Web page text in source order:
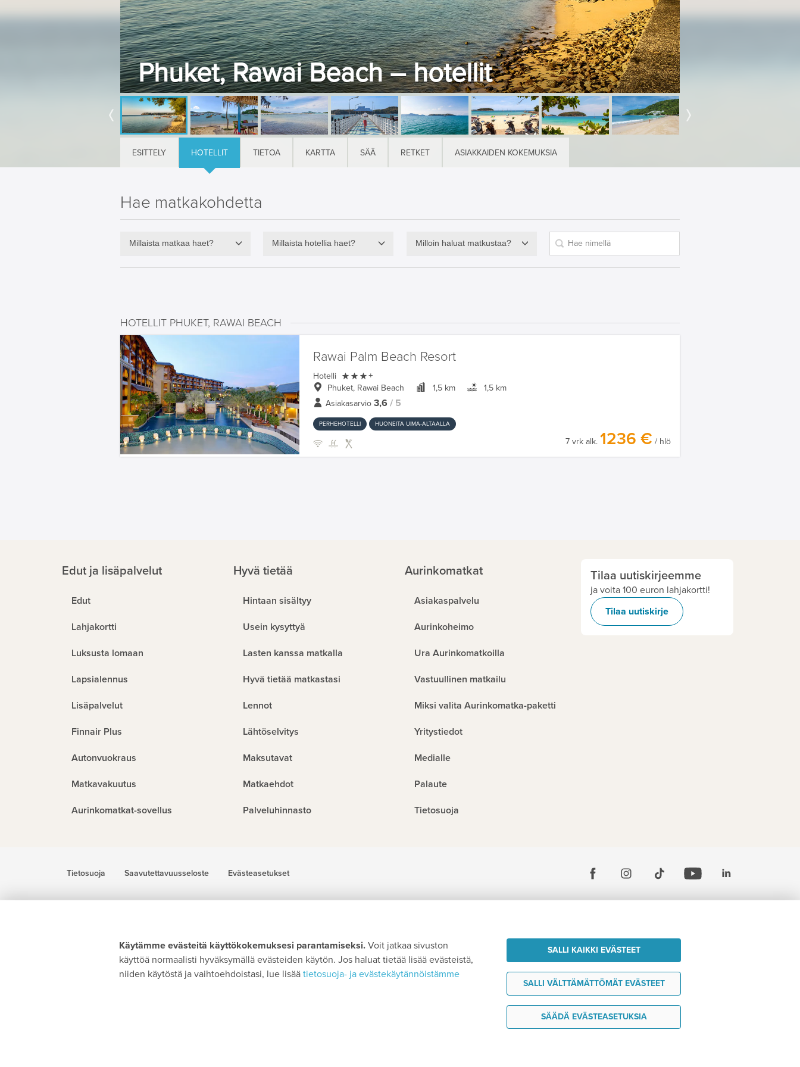
Phuket, Rawai Beach – hotellit
ESITTELY HOTELLIT TIETOA KARTTA SÄÄ RETKET ASIAKKAIDEN KOKEMUKSIA
Hae matkakohdetta
Millaista matkaa haet? Millaista hotellia haet? Milloin haluat matkustaa?
HOTELLIT PHUKET, RAWAI BEACH
Rawai Palm Beach Resort
Hotelli  +
Phuket, Rawai Beach 1,5 km
1,5 km
Asiakasarvio 3,6/ 5
PERHEHOTELLI HUONEITA UIMA-ALTAALLA
7 vrk alk. 1236 € / hlö
Edut ja lisäpalvelut
Edut
Lahjakortti
Luksusta lomaan
Lapsialennus
Lisäpalvelut
Finnair Plus
Autonvuokraus
Matkavakuutus
Aurinkomatkat-sovellus
Hyvä tietää
Hintaan sisältyy
Usein kysyttyä
Lasten kanssa matkalla
Hyvä tietää matkastasi
Lennot
Lähtöselvitys
Maksutavat
Matkaehdot
Palveluhinnasto
Aurinkomatkat
Asiakaspalvelu
Aurinkoheimo
Ura Aurinkomatkoilla
Vastuullinen matkailu
Miksi valita Aurinkomatka-paketti
Yritystiedot
Medialle
Palaute
Tietosuoja
Tilaa uutiskirjeemme
ja voita 100 euron lahjakortti!
Tilaa uutiskirje
Tietosuoja Saavutettavuusseloste Evästeasetukset
Käytämme evästeitä käyttökokemuksesi parantamiseksi. Voit jatkaa sivuston
käyttöä normaalisti hyväksymällä evästeiden käytön. Jos haluat tietää lisää evästeistä,
niiden käytöstä ja vaihtoehdoistasi, lue lisää tietosuoja- ja evästekäytännöistämme
SALLI KAIKKI EVÄSTEET
SALLI VÄLTTÄMÄTTÖMÄT EVÄSTEET
SÄÄDÄ EVÄSTEASETUKSIA